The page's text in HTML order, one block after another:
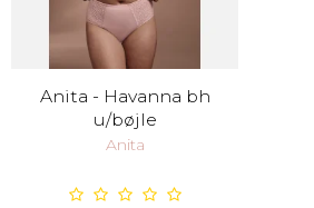
Anita - Havanna bh
u/bøjle
Anita